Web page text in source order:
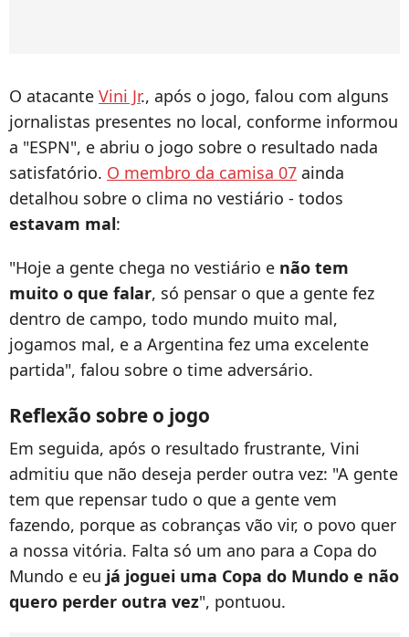
O atacante Vini Jr., após o jogo, falou com alguns
jornalistas presentes no local, conforme informou
a "ESPN", e abriu o jogo sobre o resultado nada
satisfatório. O membro da camisa 07 ainda
detalhou sobre o clima no vestiário - todos
estavam mal:
"Hoje a gente chega no vestiário e não tem
muito o que falar, só pensar o que a gente fez
dentro de campo, todo mundo muito mal,
jogamos mal, e a Argentina fez uma excelente
partida", falou sobre o time adversário.
Reflexão sobre o jogo
Em seguida, após o resultado frustrante, Vini
admitiu que não deseja perder outra vez: "A gente
tem que repensar tudo o que a gente vem
fazendo, porque as cobranças vão vir, o povo quer
a nossa vitória. Falta só um ano para a Copa do
Mundo e eu já joguei uma Copa do Mundo e não
quero perder outra vez", pontuou.